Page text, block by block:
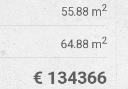
55.88 m2
64.88 m2
€ 134366